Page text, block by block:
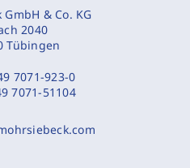
& Co. KG
2040
Tübingen
7071-923-0
7071-51104